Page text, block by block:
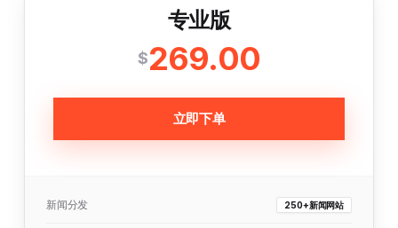
专业版
$269.00
立即下单
新闻分发 250+新闻网站